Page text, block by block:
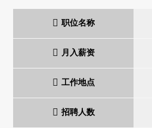
职位名称
月入薪资
工作地点
招聘人数